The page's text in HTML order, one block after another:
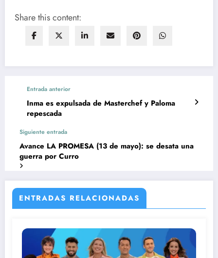
Share this content:
Entrada anterior
Inma es expulsada de Masterchef y Paloma
repescada
Siguiente entrada
Avance LA PROMESA (13 de mayo): se desata una
guerra por Curro
ENTRADAS RELACIONADAS